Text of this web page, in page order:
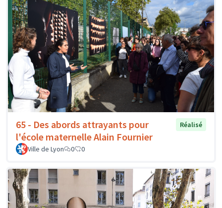
65 - Des abords attrayants pour
l'école maternelle Alain Fournier
Réalisé
Ville de Lyon 0 0